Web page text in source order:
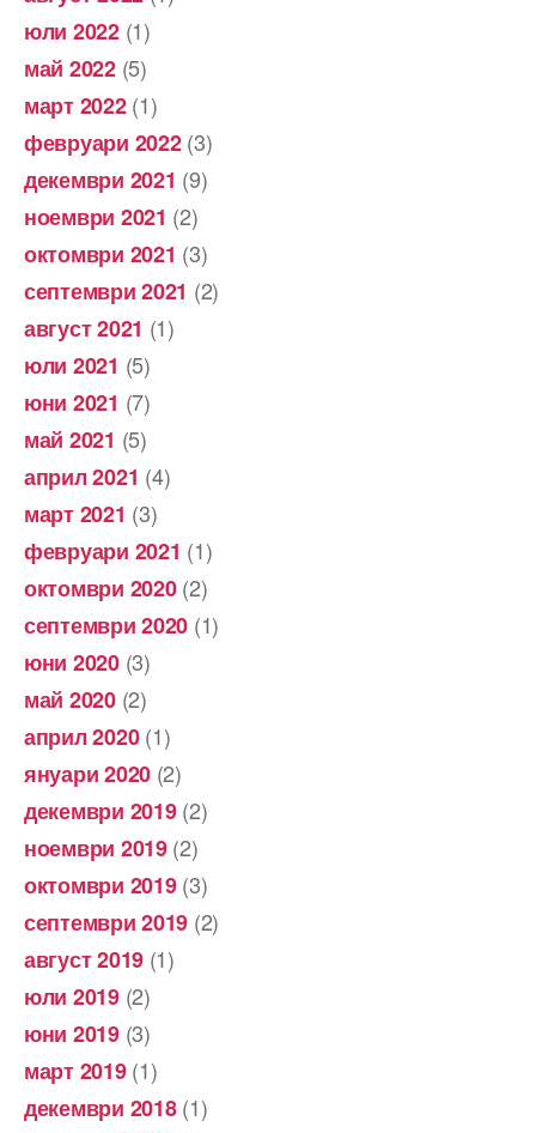
юли 2022(1)
май 2022(5)
март 2022(1)
февруари 2022(3)
декември 2021 (9)
ноември 2021 (2)
октомври 2021 (3)
септември 2021 (2)
август 2021 (1)
юли 2021 (5)
юни 2021 (7)
май 2021 (5)
април 2021 (4)
март 2021 (3)
февруари 2021 (1)
октомври 2020(2)
септември 2020 (1)
юни 2020(3)
май 2020(2)
април 2020(1)
януари 2020 (2)
декември 2019(2)
ноември 2019(2)
октомври 2019(3)
септември 2019 (2)
август 2019 (1)
юли 2019(2)
юни 2019(3)
март 2019(1)
декември 2018(1)